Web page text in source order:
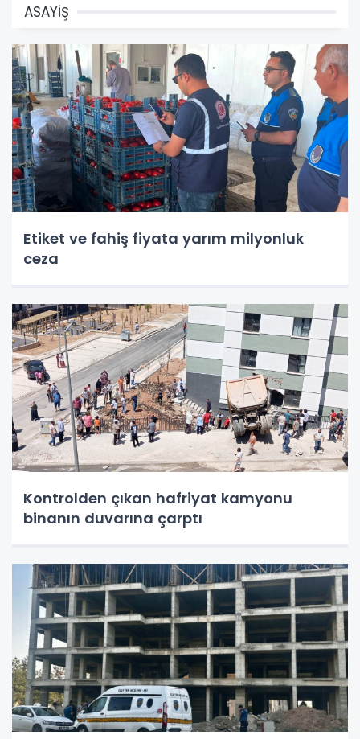
ASAYİŞ
Etiket ve fahiş fiyata yarım milyonluk
ceza
Kontrolden çıkan hafriyat kamyonu
binanın duvarına çarptı